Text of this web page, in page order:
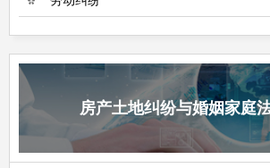
房产土地纠纷与婚姻家庭